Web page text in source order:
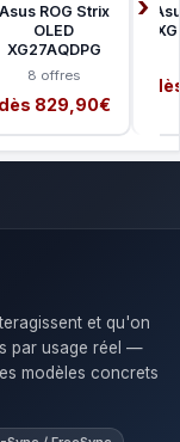
Asus ROG Strix
OLED
XG27AQDPG
8 offres
dès 829,90€
et qu'on
par usage réel —
modèles concrets